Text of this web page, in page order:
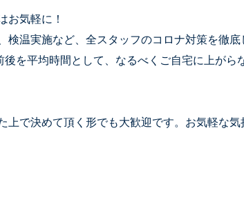
お気軽に！
検温実施など、全スタッフのコロナ対策を徹底
を平均時間として、なるべくご自宅に上がら
上で決めて頂く形でも大歓迎です。お気軽な気